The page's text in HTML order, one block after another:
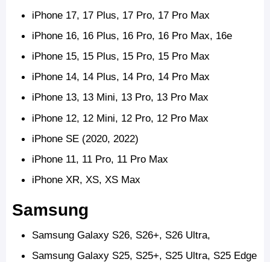
iPhone 17, 17 Plus, 17 Pro, 17 Pro Max
iPhone 16, 16 Plus, 16 Pro, 16 Pro Max, 16e
iPhone 15, 15 Plus, 15 Pro, 15 Pro Max
iPhone 14, 14 Plus, 14 Pro, 14 Pro Max
iPhone 13, 13 Mini, 13 Pro, 13 Pro Max
iPhone 12, 12 Mini, 12 Pro, 12 Pro Max
iPhone SE (2020, 2022)
iPhone 11, 11 Pro, 11 Pro Max
iPhone XR, XS, XS Max
Samsung
Samsung Galaxy S26, S26+, S26 Ultra,
Samsung Galaxy S25, S25+, S25 Ultra, S25 Edge